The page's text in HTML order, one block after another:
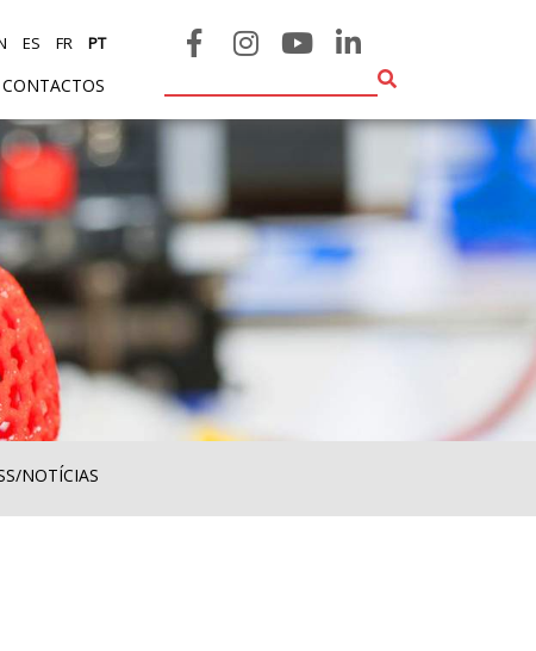
CONTACTOS
ES FR PT
NOTÍCIAS